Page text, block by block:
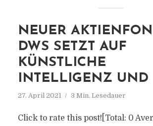
NEUER
DWS SETZT AUF
KÜNSTLICHE
INTELLIGENZ UND
27. April 2021 3 Min. Lesedauer
Click to rate this post![Total: 0